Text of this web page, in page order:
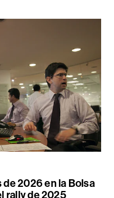
2026 en la Bolsa
rally de 2025